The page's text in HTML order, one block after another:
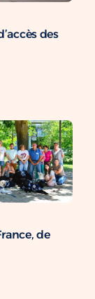
des
de